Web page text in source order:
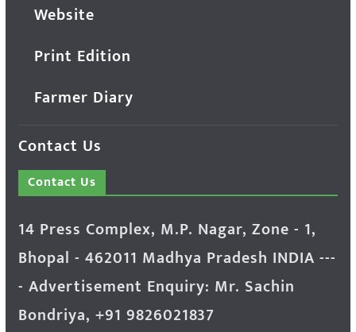
Website
Print Edition
Farmer Diary
Contact Us
Contact Us
14 Press Complex, M.P. Nagar, Zone - 1,
Bhopal - 462011 Madhya Pradesh INDIA ---
- Advertisement Enquiry: Mr. Sachin
Bondriya, +91 9826021837